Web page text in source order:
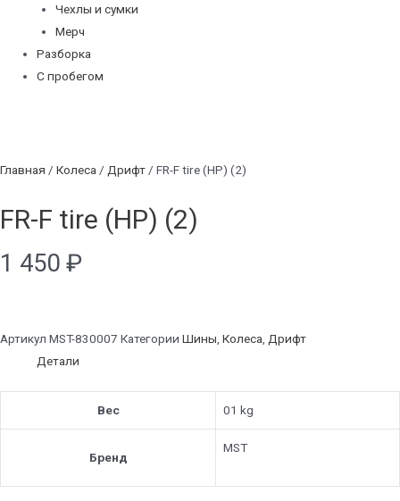
Чехлы и сумки
Мерч
Разборка
С пробегом
Главная / Колеса / Дрифт / FR-F tire (HP) (2)
FR-F tire (HP) (2)
1 450 ₽
Артикул MST-830007 Категории Шины, Колеса, Дрифт
Детали
Вес 01 kg
Бренд
MST